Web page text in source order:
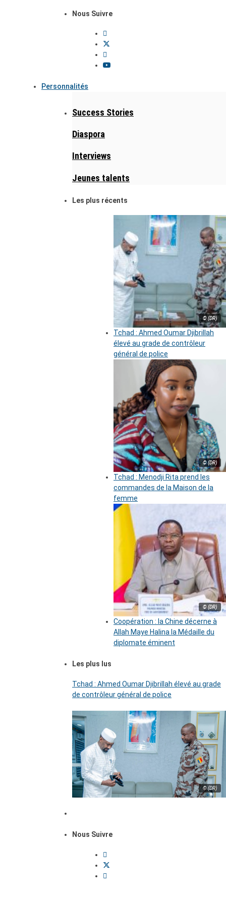
Nous Suivre
Personnalités
Success Stories
Diaspora
Interviews
Jeunes talents
Les plus récents
© (DR)
Tchad : Ahmed Oumar Djibrillah
élevé au grade de contrôleur
général de police
© (DR)
Tchad : Menodji Rita prend les
commandes de la Maison de la
femme
© (DR)
Coopération : la Chine décerne à
Allah Maye Halina la Médaille du
diplomate éminent
Les plus lus
Tchad : Ahmed Oumar Djibrillah élevé au grade
de contrôleur général de police
© (DR)
Nous Suivre